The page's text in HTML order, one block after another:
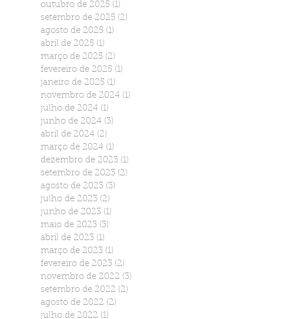
outubro de 2025 (1)
setembro de 2025 (2)
agosto de 2025 (1)
abril de 2025 (1)
março de 2025 (2)
fevereiro de 2025 (1)
janeiro de 2025 (1)
novembro de 2024 (1)
julho de 2024 (1)
junho de 2024 (3)
abril de 2024 (2)
março de 2024 (1)
dezembro de 2023 (1)
setembro de 2023 (2)
agosto de 2023 (3)
julho de 2023 (2)
junho de 2023 (1)
maio de 2023 (3)
abril de 2023 (1)
março de 2023 (1)
fevereiro de 2023 (2)
novembro de 2022 (3)
setembro de 2022 (2)
agosto de 2022 (2)
julho de 2022 (1)